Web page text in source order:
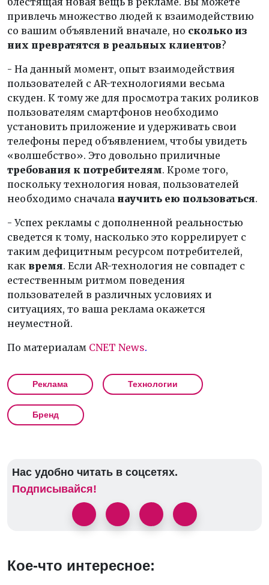
привлечь множество людей к взаимодействию
со вашим объявлений вначале, но сколько из
них превратятся в реальных клиентов?
- На данный момент, опыт взаимодействия
пользователей с AR-технологиями весьма
скуден. К тому же для просмотра таких роликов
пользователям смартфонов необходимо
установить приложение и удерживать свои
телефоны перед объявлением, чтобы увидеть
«волшебство». Это довольно приличные
требования к потребителям. Кроме того,
поскольку технология новая, пользователей
необходимо сначала научить ею пользоваться.
- Успех рекламы с дополненной реальностью
сведется к тому, насколько это коррелирует с
таким дефицитным ресурсом потребителей,
как время. Если AR-технология не совпадет с
естественным ритмом поведения
пользователей в различных условиях и
ситуациях, то ваша реклама окажется
неуместной.
По материалам CNET News.
Реклама Технологии
Бренд
Нас удобно читать в соцсетях.
Подписывайся!
Кое-что интересное: